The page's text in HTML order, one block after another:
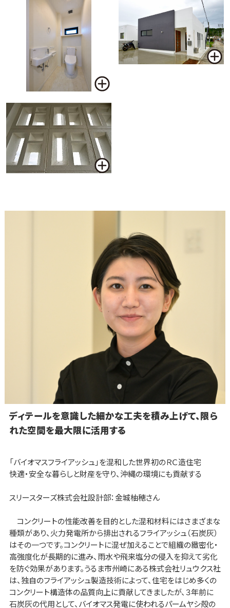
ディテールを意識した細かな工夫を積み上げて、限ら
れた空間を最大限に活用する
「バイオマスフライアッシュ」を混和した世界初のＲＣ造住宅
快適・安全な暮らしと財産を守り、沖縄の環境にも貢献する
スリースターズ株式会社設計部：金城柚穂さん
コンクリートの性能改善を目的とした混和材料にはさまざまな
種類があり、火力発電所から排出されるフライアッシュ（石炭灰）
はその一つです。コンクリートに混ぜ加えることで組織の緻密化・
高強度化が長期的に進み、雨水や飛来塩分の侵入を抑えて劣化
を防ぐ効果があります。うるま市州崎にある株式会社リュウクス社
は、独自のフライアッシュ製造技術によって、住宅をはじめ多くの
コンクリート構造体の品質向上に貢献してきましたが、３年前に
石炭灰の代用として、バイオマス発電に使われるパームヤシ殻の